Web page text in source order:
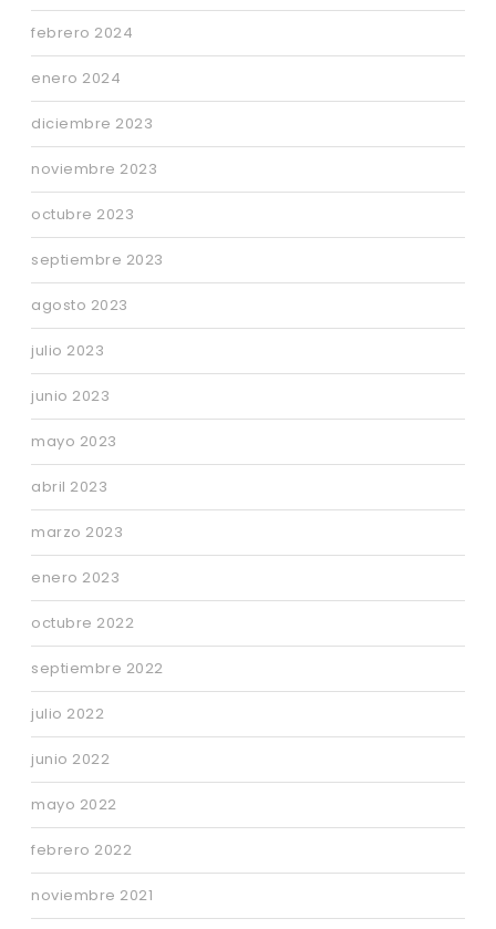
febrero 2024
enero 2024
diciembre 2023
noviembre 2023
octubre 2023
septiembre 2023
agosto 2023
julio 2023
junio 2023
mayo 2023
abril 2023
marzo 2023
enero 2023
octubre 2022
septiembre 2022
julio 2022
junio 2022
mayo 2022
febrero 2022
noviembre 2021